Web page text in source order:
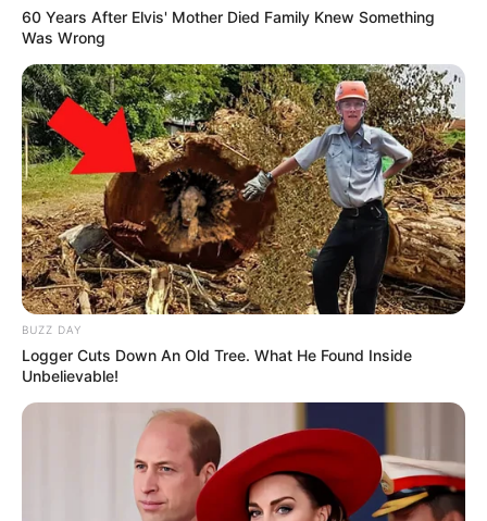
60 Years After Elvis' Mother Died Family Knew Something
Was Wrong
BUZZ DAY
Logger Cuts Down An Old Tree. What He Found Inside
Unbelievable!